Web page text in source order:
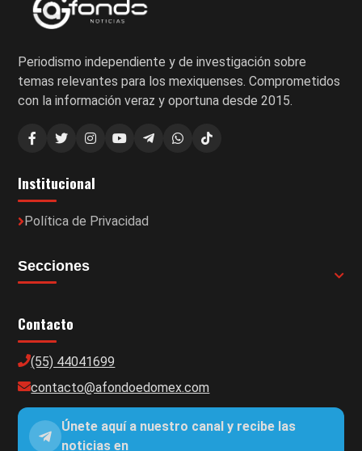
Periodismo independiente y de investigación sobre
temas relevantes para los mexiquenses. Comprometidos
con la información veraz y oportuna desde 2015.
Institucional
Política de Privacidad
Secciones
Contacto
(55) 44041699
contacto@afondoedomex.com
Únete aquí a nuestro canal y recibe las
noticias en